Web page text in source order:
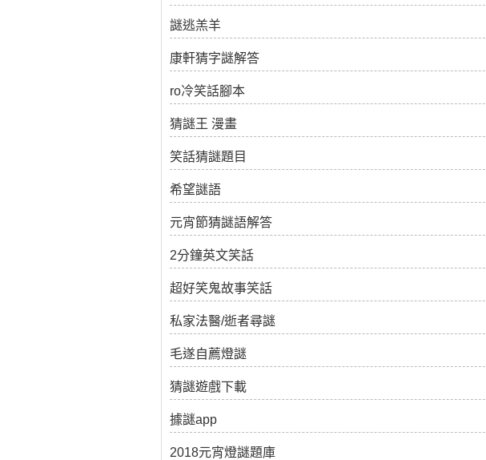
謎逃羔羊
康軒猜字謎解答
ro冷笑話腳本
猜謎王 漫畫
笑話猜謎題目
希望謎語
元宵節猜謎語解答
2分鐘英文笑話
超好笑鬼故事笑話
私家法醫/逝者尋謎
毛遂自薦燈謎
猜謎遊戲下載
據謎app
2018元宵燈謎題庫